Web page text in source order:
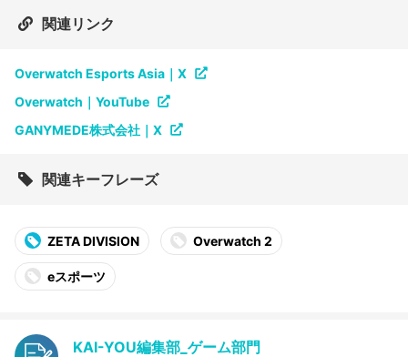
関連リンク
Overwatch Esports Asia｜X
Overwatch｜YouTube
GANYMEDE株式会社｜X
関連キーフレーズ
ZETA DIVISION Overwatch 2
eスポーツ
KAI-YOU編集部_ゲーム部門